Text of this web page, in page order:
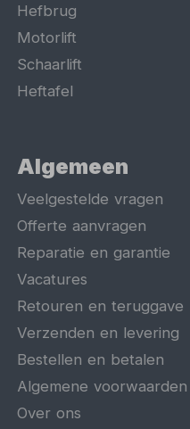
Hefbrug
Motorlift
Schaarlift
Heftafel
Algemeen
Veelgestelde vragen
Offerte aanvragen
Reparatie en garantie
Vacatures
Retouren en teruggave
Verzenden en levering
Bestellen en betalen
Algemene voorwaarden
Over ons